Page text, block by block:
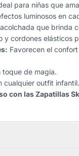
para niñas que
luminosos en
que brinda
y cordones elásticos
Favorecen el
toque de magia.
cualquier outfit infantil.
con las Zapatillas